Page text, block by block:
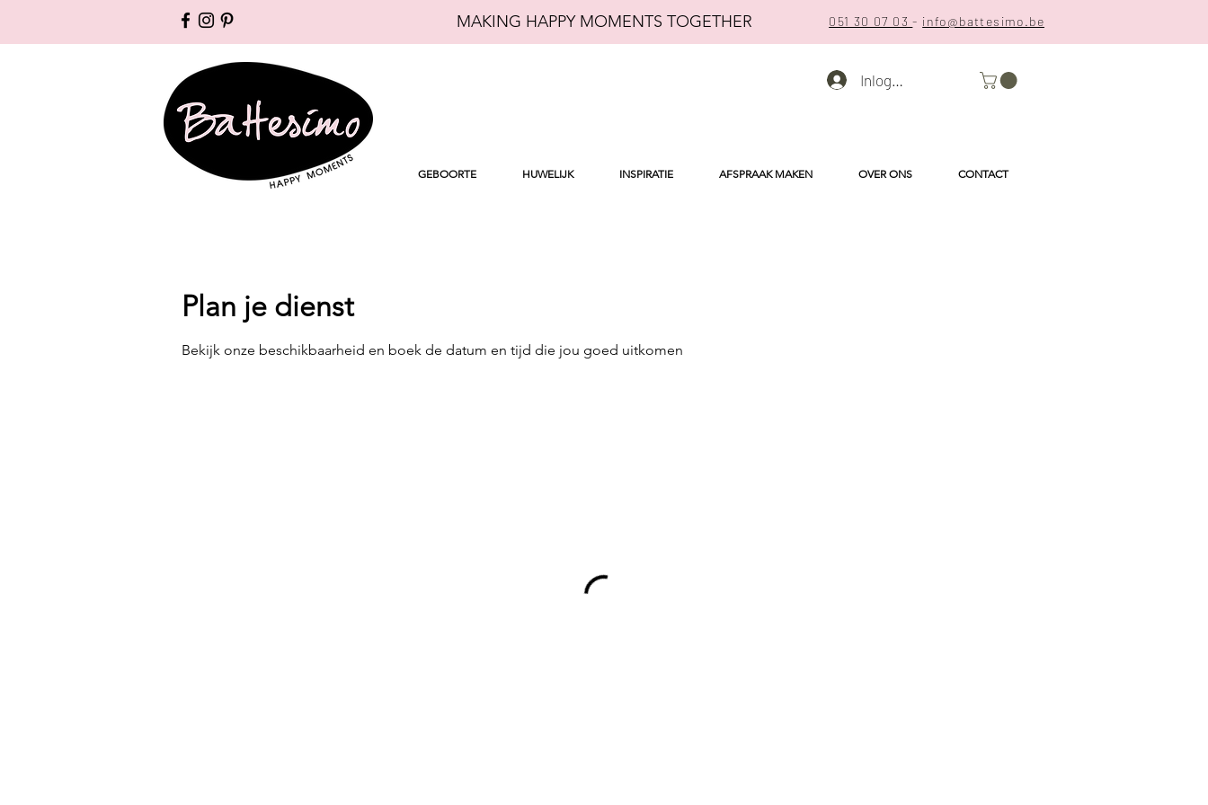
MAKING HAPPY MOMENTS TOGETHER 051 30 07 03- info@battesimo.be
Inloggen
GEBOORTE HUWELIJK INSPIRATIE AFSPRAAK MAKEN OVER ONS CONTACT
Plan je dienst
Bekijk onze beschikbaarheid en boek de datum en tijd die jou goed uitkomen